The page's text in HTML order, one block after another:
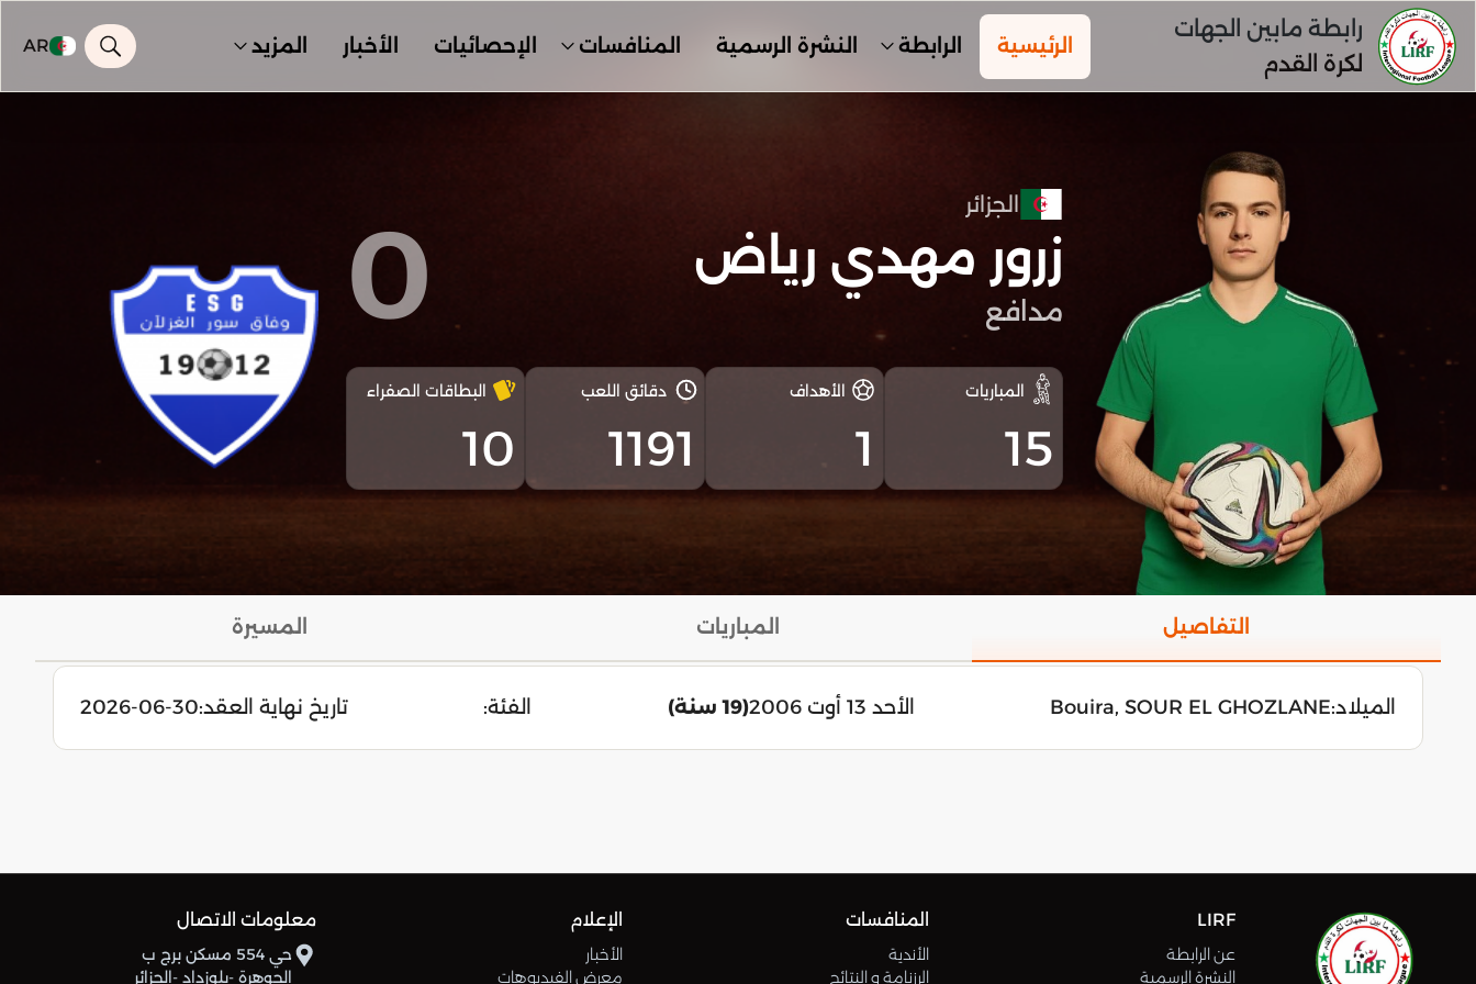
رابطة مابين الجهات
لكرة القدم
الرئيسية الرابطة النشرة الرسمية المنافسات الإحصائيات الأخبار المزيد AR
الجزائر
زرور مهدي رياض
مدافع
المباريات
15
الأهداف
1
دقائق اللعب
1191
البطاقات الصفراء
10
0
التفاصيل المباريات المسيرة
الميلاد:Bouira, SOUR EL GHOZLANE الأحد 13 أوت 2006 (19 سنة) الفئة: تاريخ نهاية العقد:2026-06-30
LIRF
عن الرابطة
النشرة الرسمية
المنافسات
الأندية
الرزنامة و النتائج
الإعلام
الأخبار
معرض الفيديوهات
معلومات الاتصال
حي 554 مسكن برج ب
الجوهرة -بلوزداد -الجزائر